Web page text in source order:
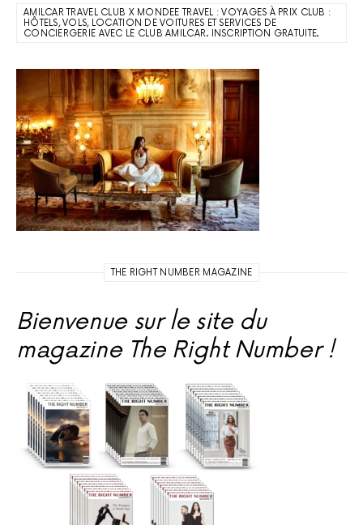
AMILCAR TRAVEL CLUB X MONDEE TRAVEL : VOYAGES À PRIX CLUB :
HÔTELS, VOLS, LOCATION DE VOITURES ET SERVICES DE
CONCIERGERIE AVEC LE CLUB AMILCAR. INSCRIPTION GRATUITE.
THE RIGHT NUMBER MAGAZINE
Bienvenue sur le site du
magazine The Right Number !